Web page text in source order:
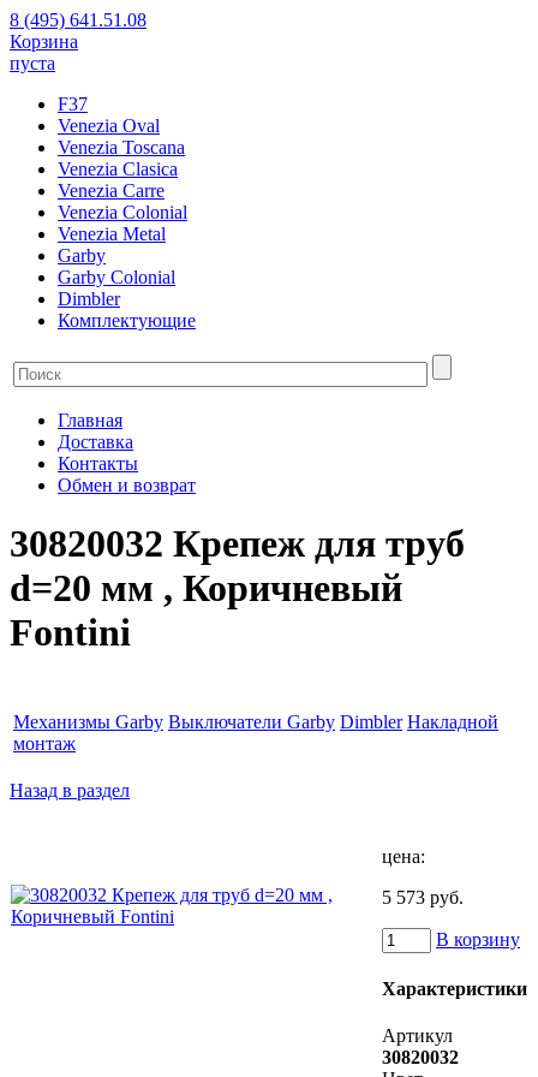
8 (495) 641.51.08
Корзина
пуста
F37
Venezia Oval
Venezia Toscana
Venezia Clasica
Venezia Carre
Venezia Colonial
Venezia Metal
Garby
Garby Colonial
Dimbler
Комплектующие
Главная
Доставка
Контакты
Обмен и возврат
30820032 Крепеж для труб
d=20 мм , Коричневый
Fontini
Механизмы Garby Выключатели Garby Dimbler Накладной
монтаж
Назад в раздел
цена:
5 573 руб.
В корзину
Характеристики
Артикул
30820032